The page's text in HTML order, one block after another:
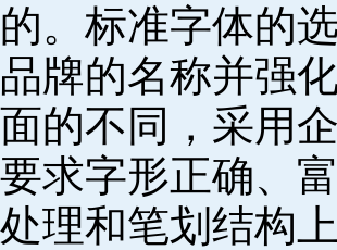
的。标准字体的
品牌的名称并强
面的不同，采用
要求字形正确、
处理和笔划结构